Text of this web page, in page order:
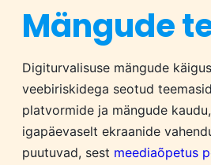
Mängude
Digiturvalisuse mängude
veebiriskidega seotud
platvormide ja mängude
igapäevaselt ekraanide
puutuvad, sest meediaõpetus